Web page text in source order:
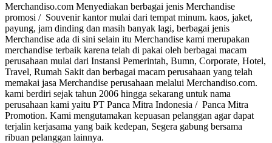
Merchandiso.com Menyediakan berbagai jenis Merchandise
promosi / Souvenir kantor mulai dari tempat minum. kaos, jaket,
payung, jam dinding dan masih banyak lagi, berbagai jenis
Merchandise ada di sini selain itu Merchandise kami merupakan
merchandise terbaik karena telah di pakai oleh berbagai macam
perusahaan mulai dari Instansi Pemerintah, Bumn, Corporate, Hotel,
Travel, Rumah Sakit dan berbagai macam perusahaan yang telah
memakai jasa Merchandise perusahaan melalui Merchandiso.com.
kami berdiri sejak tahun 2006 hingga sekarang untuk nama
perusahaan kami yaitu PT Panca Mitra Indonesia / Panca Mitra
Promotion. Kami mengutamakan kepuasan pelanggan agar dapat
terjalin kerjasama yang baik kedepan, Segera gabung bersama
ribuan pelanggan lainnya.